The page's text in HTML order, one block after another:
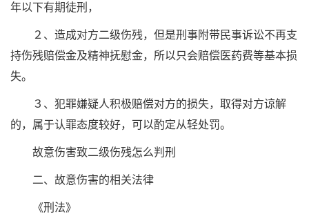
年以下有期徒刑，
２、造成对方二级伤残，但是刑事附带民事诉讼不再支
持伤残赔偿金及精神抚慰金，所以只会赔偿医药费等基本损
失。
３、犯罪嫌疑人积极赔偿对方的损失，取得对方谅解
的，属于认罪态度较好，可以酌定从轻处罚。
故意伤害致二级伤残怎么判刑
二、故意伤害的相关法律
《刑法》